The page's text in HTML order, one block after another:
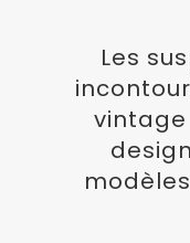
Les
vintage